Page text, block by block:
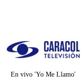
En vivo 'Yo Me Llamo'